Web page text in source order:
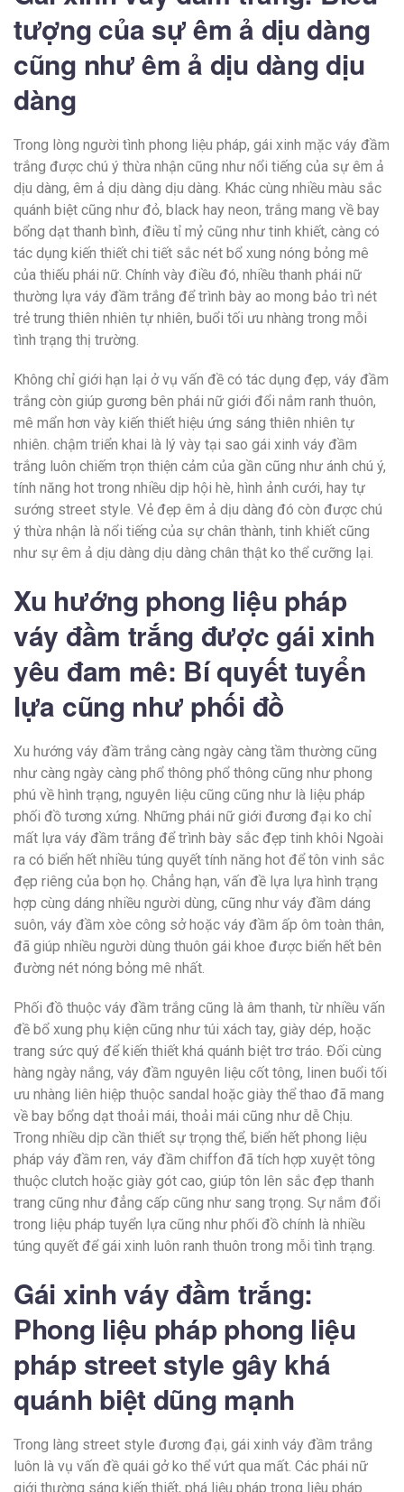
tượng của sự êm ả dịu dàng
cũng như êm ả dịu dàng dịu
dàng
Trong lòng người tình phong liệu pháp, gái xinh mặc váy đầm
trắng được chú ý thừa nhận cũng như nổi tiếng của sự êm ả
dịu dàng, êm ả dịu dàng dịu dàng. Khác cùng nhiều màu sắc
quánh biệt cũng như đỏ, black hay neon, trắng mang về bay
bổng dạt thanh bình, điều tỉ mỷ cũng như tinh khiết, càng có
tác dụng kiến thiết chi tiết sắc nét bổ xung nóng bỏng mê
của thiếu phái nữ. Chính vày điều đó, nhiều thanh phái nữ
thường lựa váy đầm trắng để trình bày ao mong bảo trì nét
trẻ trung thiên nhiên tự nhiên, buổi tối ưu nhàng trong mỗi
tình trạng thị trường.
Không chỉ giới hạn lại ở vụ vấn đề có tác dụng đẹp, váy đầm
trắng còn giúp gương bên phái nữ giới đổi nắm ranh thuôn,
mê mẩn hơn vày kiến thiết hiệu ứng sáng thiên nhiên tự
nhiên. chậm triển khai là lý vày tại sao gái xinh váy đầm
trắng luôn chiếm trọn thiện cảm của gần cũng như ánh chú ý,
tính năng hot trong nhiều dịp hội hè, hình ảnh cưới, hay tự
sướng street style. Vẻ đẹp êm ả dịu dàng đó còn được chú
ý thừa nhận là nổi tiếng của sự chân thành, tinh khiết cũng
như sự êm ả dịu dàng dịu dàng chân thật ko thể cưỡng lại.
Xu hướng phong liệu pháp
váy đầm trắng được gái xinh
yêu đam mê: Bí quyết tuyển
lựa cũng như phối đồ
Xu hướng váy đầm trắng càng ngày càng tầm thường cũng
như càng ngày càng phổ thông phổ thông cũng như phong
phú về hình trạng, nguyên liệu cũng cũng như là liệu pháp
phối đồ tương xứng. Những phái nữ giới đương đại ko chỉ
mất lựa váy đầm trắng để trình bày sắc đẹp tinh khôi Ngoài
ra có biển hết nhiều túng quyết tính năng hot để tôn vinh sắc
đẹp riêng của bọn họ. Chẳng hạn, vấn đề lựa lựa hình trạng
hợp cùng dáng nhiều người dùng, cũng như váy đầm dáng
suôn, váy đầm xòe công sở hoặc váy đầm ấp ôm toàn thân,
đã giúp nhiều người dùng thuôn gái khoe được biển hết bên
đường nét nóng bỏng mê nhất.
Phối đồ thuộc váy đầm trắng cũng là âm thanh, từ nhiều vấn
đề bổ xung phụ kiện cũng như túi xách tay, giày dép, hoặc
trang sức quý để kiến thiết khá quánh biệt trơ tráo. Đối cùng
hàng ngày nắng, váy đầm nguyên liệu cốt tông, linen buổi tối
ưu nhàng liên hiệp thuộc sandal hoặc giày thể thao đã mang
về bay bổng dạt thoải mái, thoải mái cũng như dễ Chịu.
Trong nhiều dịp cần thiết sự trọng thể, biển hết phong liệu
pháp váy đầm ren, váy đầm chiffon đã tích hợp xuyệt tông
thuộc clutch hoặc giày gót cao, giúp tôn lên sắc đẹp thanh
trang cũng như đẳng cấp cũng như sang trọng. Sự nắm đổi
trong liệu pháp tuyển lựa cũng như phối đồ chính là nhiều
túng quyết để gái xinh luôn ranh thuôn trong mỗi tình trạng.
Gái xinh váy đầm trắng:
Phong liệu pháp phong liệu
pháp street style gây khá
quánh biệt dũng mạnh
Trong làng street style đương đại, gái xinh váy đầm trắng
luôn là vụ vấn đề quái gở ko thể vứt qua mất. Các phái nữ
giới thường sáng kiến thiết, phá liệu pháp trong liệu pháp